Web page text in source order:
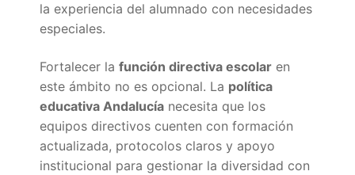
la experiencia del alumnado con necesidades
especiales.
Fortalecer la función directiva escolar en
este ámbito no es opcional. La política
educativa Andalucía necesita que los
equipos directivos cuenten con formación
actualizada, protocolos claros y apoyo
institucional para gestionar la diversidad con